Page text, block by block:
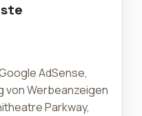
AdSense,
von Werbeanzeigen
Parkway,